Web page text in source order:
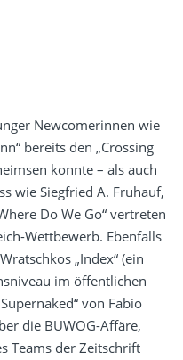
Newcomerinnen wie
bereits den „Crossing
konnte – als auch
wie Siegfried A. Fruhauf,
Do We Go“ vertreten
Wettbewerb. Ebenfalls
„Index“ (ein
im öffentlichen
von Fabio
die BUWOG-Affäre,
Teams der Zeitschrift